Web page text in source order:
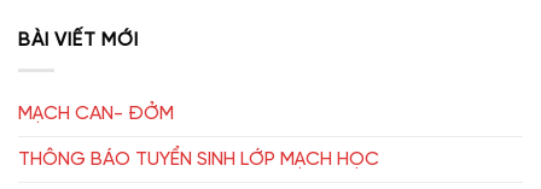
BÀI VIẾT MỚI
MẠCH CAN- ĐỞM
THÔNG BÁO TUYỂN SINH LỚP MẠCH HỌC